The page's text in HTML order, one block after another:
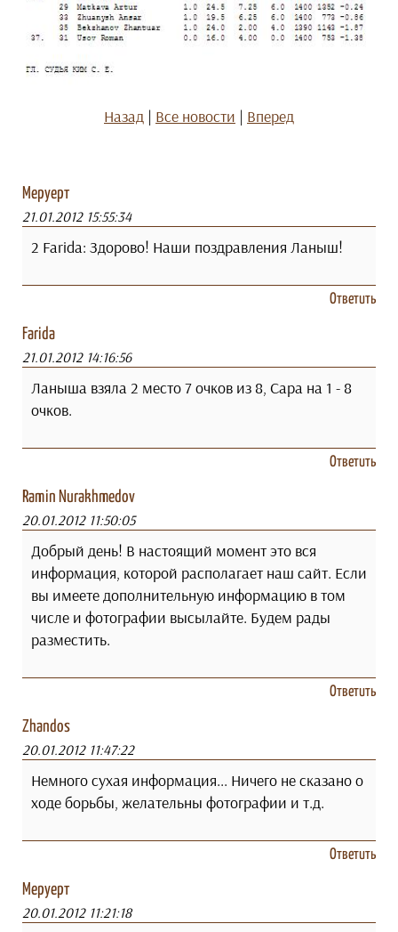
Назад | Все новости | Вперед
Меруерт
21.01.2012 15:55:34
2 Farida: Здорово! Наши поздравления Ланыш!
Ответить
Farida
21.01.2012 14:16:56
Ланыша взяла 2 место 7 очков из 8, Сара на 1 - 8
очков.
Ответить
Ramin Nurakhmedov
20.01.2012 11:50:05
Добрый день! В настоящий момент это вся
информация, которой располагает наш сайт. Если
вы имеете дополнительную информацию в том
числе и фотографии высылайте. Будем рады
разместить.
Ответить
Zhandos
20.01.2012 11:47:22
Немного сухая информация... Ничего не сказано о
ходе борьбы, желательны фотографии и т.д.
Ответить
Меруерт
20.01.2012 11:21:18